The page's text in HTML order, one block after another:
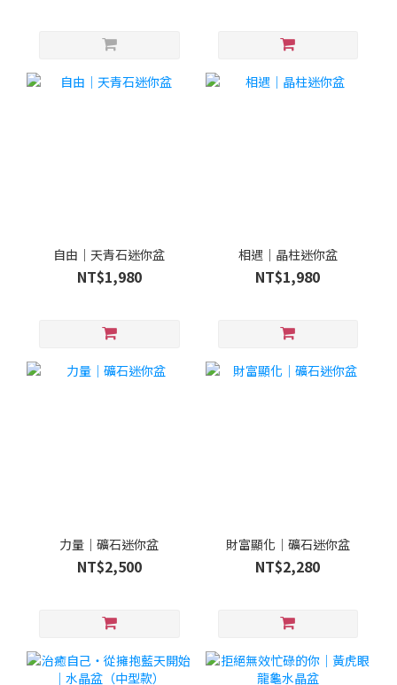
自由｜天青石迷你盆
NT$1,980
相遇｜晶柱迷你盆
NT$1,980
力量｜礦石迷你盆
NT$2,500
財富顯化｜礦石迷你盆
NT$2,280